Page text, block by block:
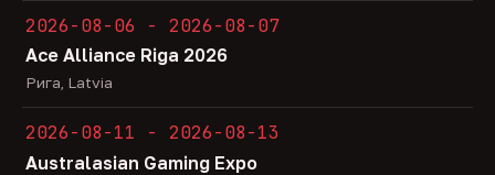
2026-08-06 - 2026-08-07
Ace Alliance Riga 2026
Рига, Latvia
2026-08-11 - 2026-08-13
Australasian Gaming Expo